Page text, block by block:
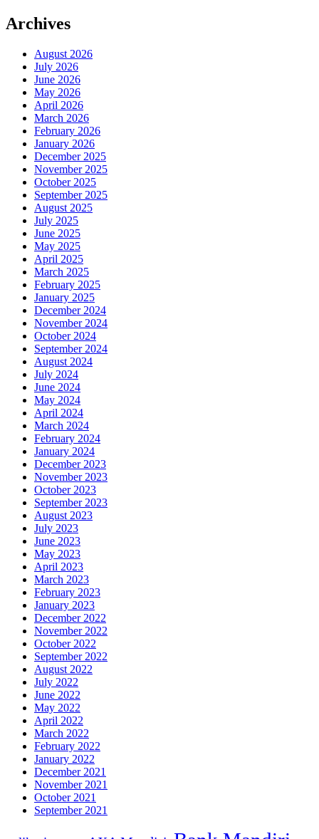
Archives
August 2026
July 2026
June 2026
May 2026
April 2026
March 2026
February 2026
January 2026
December 2025
November 2025
October 2025
September 2025
August 2025
July 2025
June 2025
May 2025
April 2025
March 2025
February 2025
January 2025
December 2024
November 2024
October 2024
September 2024
August 2024
July 2024
June 2024
May 2024
April 2024
March 2024
February 2024
January 2024
December 2023
November 2023
October 2023
September 2023
August 2023
July 2023
June 2023
May 2023
April 2023
March 2023
February 2023
January 2023
December 2022
November 2022
October 2022
September 2022
August 2022
July 2022
June 2022
May 2022
April 2022
March 2022
February 2022
January 2022
December 2021
November 2021
October 2021
September 2021